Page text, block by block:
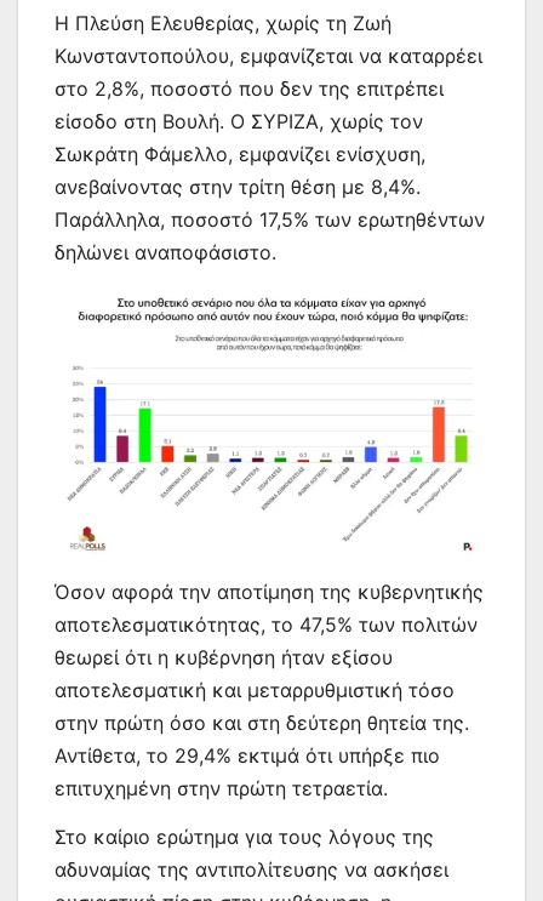
Η Πλεύση Ελευθερίας, χωρίς τη Ζωή
Κωνσταντοπούλου, εμφανίζεται να καταρρέει
στο 2,8%, ποσοστό που δεν της επιτρέπει
είσοδο στη Βουλή. Ο ΣΥΡΙΖΑ, χωρίς τον
Σωκράτη Φάμελλο, εμφανίζει ενίσχυση,
ανεβαίνοντας στην τρίτη θέση με 8,4%.
Παράλληλα, ποσοστό 17,5% των ερωτηθέντων
δηλώνει αναποφάσιστο.
Όσον αφορά την αποτίμηση της κυβερνητικής
αποτελεσματικότητας, το 47,5% των πολιτών
θεωρεί ότι η κυβέρνηση ήταν εξίσου
αποτελεσματική και μεταρρυθμιστική τόσο
στην πρώτη όσο και στη δεύτερη θητεία της.
Αντίθετα, το 29,4% εκτιμά ότι υπήρξε πιο
επιτυχημένη στην πρώτη τετραετία.
Στο καίριο ερώτημα για τους λόγους της
αδυναμίας της αντιπολίτευσης να ασκήσει